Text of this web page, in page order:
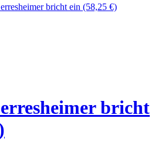
bricht ein (58,25 €)
bricht